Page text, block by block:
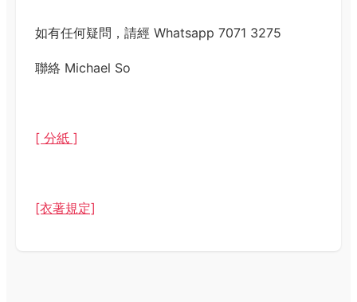
如有任何疑問，請經 Whatsapp 7071 3275
聯絡 Michael So
[ 分紙 ]
[衣著規定]